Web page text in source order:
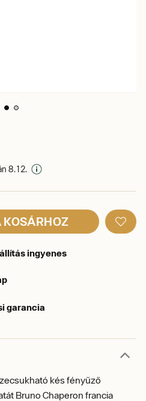
8. 12.
ingyenes
garancia
kés fényűző
Bruno Chaperon francia